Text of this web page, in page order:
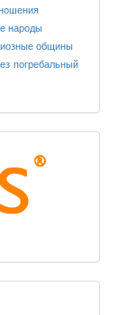
народы
общины
погребальный